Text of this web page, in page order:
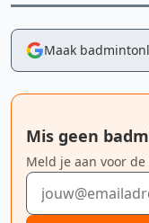
Maak
Mis geen
Meld je aan voor
E-mailadres